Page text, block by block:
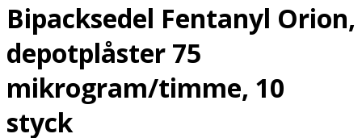
Bipacksedel Fentanyl Orion,
depotplåster 75
mikrogram/timme, 10
styck